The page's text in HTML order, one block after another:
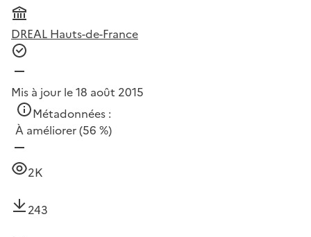
DREAL Hauts-de-France
Mis à jour le 18 août 2015
Métadonnées :
À améliorer(56 %)
2K
243